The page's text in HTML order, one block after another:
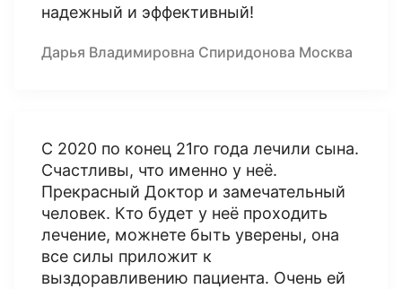
надежный и эффективный!
Дарья Владимировна Спиридонова Москва
С 2020 по конец 21го года лечили сына.
Счастливы, что именно у неё.
Прекрасный Доктор и замечательный
человек. Кто будет у неё проходить
лечение, можнете быть уверены, она
все силы приложит к
выздоравливению пациента. Очень ей